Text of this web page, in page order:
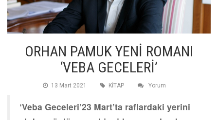
ORHAN PAMUK YENİ ROMANI
‘VEBA GECELERİ’
13 Mart 2021 KİTAP Yorum
‘Veba Geceleri’23 Mart’ta raflardaki yerini